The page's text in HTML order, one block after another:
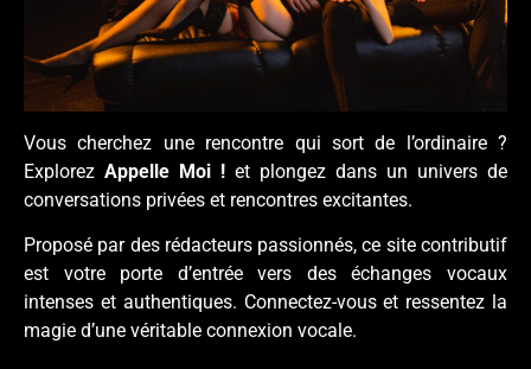
Vous cherchez une rencontre qui sort de l’ordinaire ?
Explorez Appelle Moi ! et plongez dans un univers de
conversations privées et rencontres excitantes.
Proposé par des rédacteurs passionnés, ce site contributif
est votre porte d’entrée vers des échanges vocaux
intenses et authentiques. Connectez-vous et ressentez la
magie d’une véritable connexion vocale.